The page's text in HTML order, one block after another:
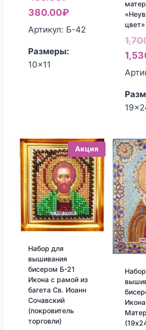
цена
составляла
380.00₽Текущая
цена:
Артикул: Б-42
Размеры:
10x11
Акция
Набор для
вышивания
бисером Б-21
Икона с рамой из
багета Св. Иоанн
Сочавский
(покровитель
торговли)